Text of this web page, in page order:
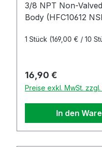
NSF)
3/8 NPT Non-
Body (HFC10612
1 Stück (169,00 € / 10
Regulärer Preis:
16,90 €
Preise exkl. MwSt.
In den